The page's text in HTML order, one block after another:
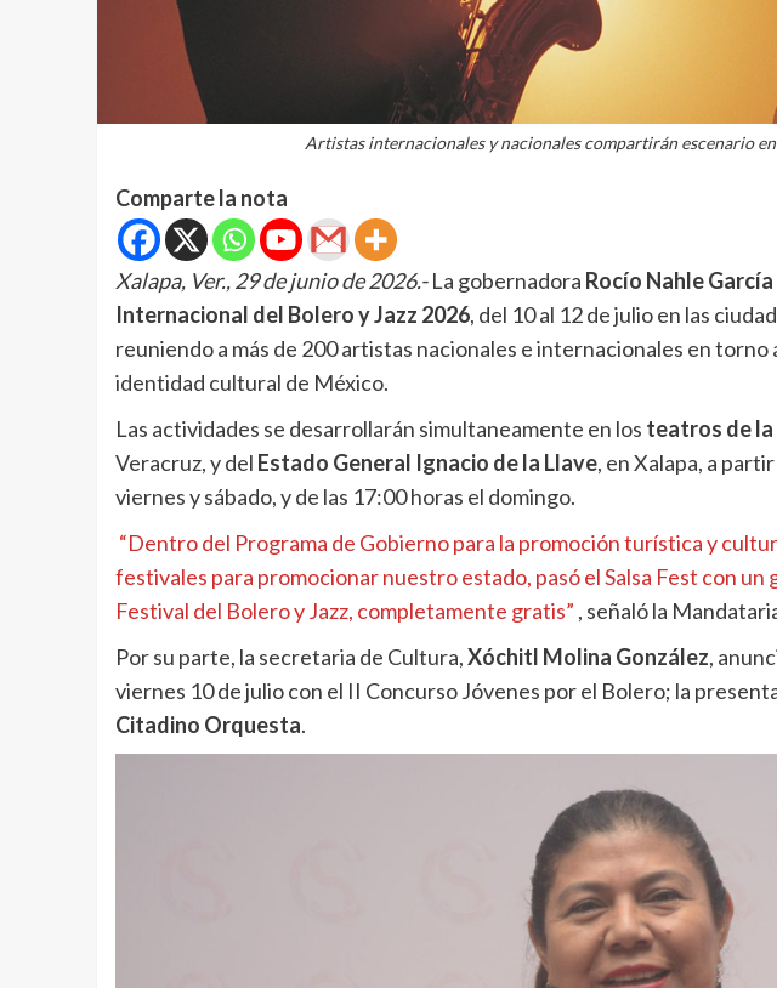
Artistas internacionales y nacionales compartirán escenario
Comparte la nota
Xalapa, Ver., 29 de junio de 2026.-La gobernadora Rocío Nahle García
Internacional del Bolero y Jazz 2026, del 10 al 12 de julio en las
reuniendo a más de 200 artistas nacionales e internacionales en torno
identidad cultural de México.
Las actividades se desarrollarán simultaneamente en los teatros de la
Veracruz, y del Estado General Ignacio de la Llave, en Xalapa, a
viernes y sábado, y de las 17:00 horas el domingo.
“Dentro del Programa de Gobierno para la promoción turística y
festivales para promocionar nuestro estado, pasó el Salsa Fest con un
Festival del Bolero y Jazz, completamente gratis” , señaló la
Por su parte, la secretaria de Cultura,Xóchitl Molina González,
viernes 10 de julio con el II Concurso Jóvenes por el Bolero; la
Citadino Orquesta.